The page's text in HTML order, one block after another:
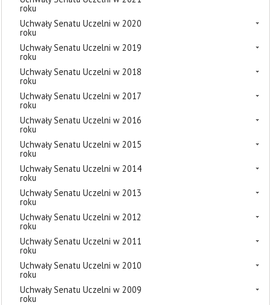
roku
Uchwały Senatu Uczelni w 2020
roku
Uchwały Senatu Uczelni w 2019
roku
Uchwały Senatu Uczelni w 2018
roku
Uchwały Senatu Uczelni w 2017
roku
Uchwały Senatu Uczelni w 2016
roku
Uchwały Senatu Uczelni w 2015
roku
Uchwały Senatu Uczelni w 2014
roku
Uchwały Senatu Uczelni w 2013
roku
Uchwały Senatu Uczelni w 2012
roku
Uchwały Senatu Uczelni w 2011
roku
Uchwały Senatu Uczelni w 2010
roku
Uchwały Senatu Uczelni w 2009
roku